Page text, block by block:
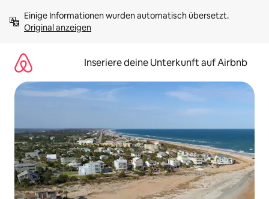
Inhalten
springenOriginal anzeigen
Inseriere deine Unterkunft auf Airbnb